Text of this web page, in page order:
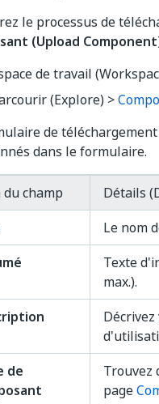
le processus de
(Upload
de travail
(Explore) >
de
dans le formulaire.
du champ
Détails
Le nom
Texte
max.).
de
Trouvez
page